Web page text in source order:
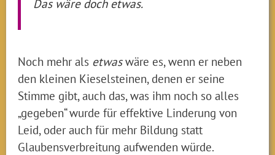
Das wäre doch etwas.
Noch mehr als etwaswäre es, wenn er neben
den kleinen Kieselsteinen, denen er seine
Stimme gibt, auch das, was ihm noch so alles
„gegeben“ wurde für effektive Linderung von
Leid, oder auch für mehr Bildung statt
Glaubensverbreitung aufwenden würde.